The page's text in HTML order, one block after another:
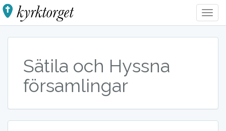
Sätila och Hyssna
församlingar